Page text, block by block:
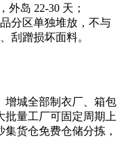
外岛 22-30 天；
分区单独堆放，不与
刮蹭损坏面料。
增城全部制衣厂、箱包
批量工厂可固定周期上
货仓免费仓储分拣，